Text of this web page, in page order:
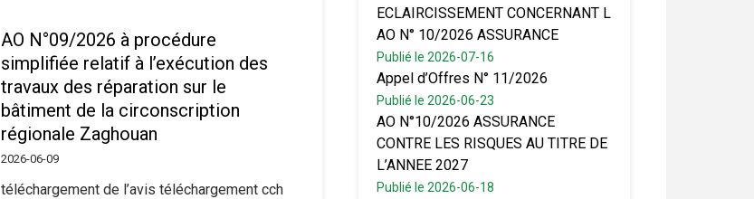
N°
11/2026
AO N°09/2026 à procédure
simplifiée relatif à l’exécution des
travaux des réparation sur le
bâtiment de la circonscription
régionale Zaghouan
2026-06-09
téléchargement de l’avis téléchargement cch
ECLAIRCISSEMENT CONCERNANT L
AO N° 10/2026 ASSURANCE
Publié le 2026-07-16
Appel d’Offres N° 11/2026
Publié le 2026-06-23
AO N°10/2026 ASSURANCE
CONTRE LES RISQUES AU TITRE DE
L’ANNEE 2027
Publié le 2026-06-18